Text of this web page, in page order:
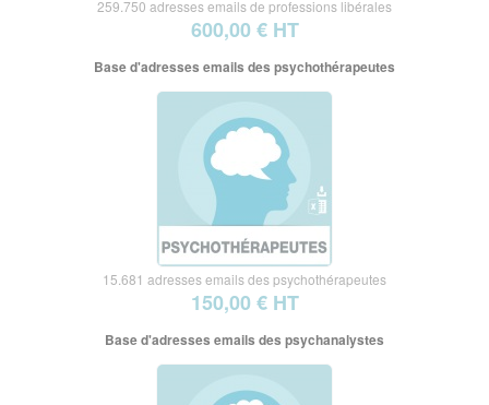
259.750 adresses emails de professions libérales
600,00 € HT
Base d'adresses emails des psychothérapeutes
15.681 adresses emails des psychothérapeutes
150,00 € HT
Base d'adresses emails des psychanalystes